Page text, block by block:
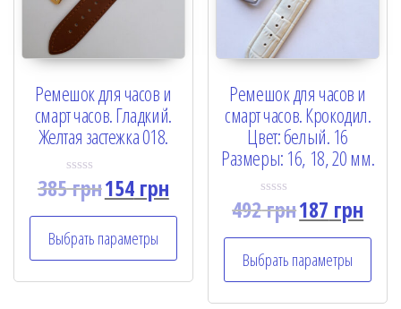
Ремешок для часов и
смарт часов. Гладкий.
Желтая застежка 018.
R
a
d
0
o
u
385грн154грн
Выбрать параметры
Ремешок для часов и
смарт часов. Крокодил.
Цвет: белый. 16
Размеры: 16, 18, 20 мм.
R
d
0
o
u
492грн187 грн
Выбрать параметры